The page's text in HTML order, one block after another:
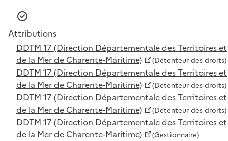
Attributions
DDTM 17 (Direction Départementale des Territoires et
de la Mer de Charente-Maritime)
(Détenteur des droits)
DDTM 17 (Direction Départementale des Territoires et
de la Mer de Charente-Maritime)
(Détenteur des droits)
DDTM 17 (Direction Départementale des Territoires et
de la Mer de Charente-Maritime)
(Détenteur des droits)
DDTM 17 (Direction Départementale des Territoires et
de la Mer de Charente-Maritime)
(Gestionnaire)